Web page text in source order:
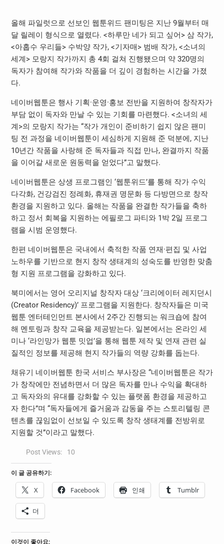
올해 파일럿으로 선보인 웹툰위드 팬미팅은 지난 9월부터 매
달 릴레이 형식으로 열렸다. <하루만 네가 되고 싶어> 삼 작가,
<아홉수 우리들> 수박양 작가, <기자매> 범배 작가, <소녀의
세계> 모랑지 작가까지 총 4회 걸쳐 진행됐으며 약 320명의
독자가 참여해 작가와 작품을 더 깊이 경험하는 시간을 가졌
다.
네이버웹툰은 행사 기획·운영·홍보 전반을 지원하여 창작자가
부담 없이 독자와 만날 수 있는 기회를 마련했다. <소녀의 세
계>의 모랑지 작가는 “작가 개인이 준비하기 쉽지 않은 팬미
팅 전 과정을 네이버웹툰이 세심하게 지원해 준 덕분에, 지난
10년간 작품을 사랑해 준 독자들과 직접 만나, 완결까지 작품
을 이어갈 새로운 원동력을 얻었다”고 말했다.
네이버웹툰은 상생 프로그램인 ‘웹툰위드’를 통해 작가 수익
다각화, 건강검진 정례화, 휴재권 명문화 등 다방면으로 창작
환경을 지원하고 있다. 올해는 작품을 완결한 작가들을 축하
하고 정서 회복을 지원하는 에필로그 파티와 1박 2일 프로그
램을 시범 운영했다.
한편 네이버웹툰은 국내에서 축적한 작품 연재·편집 및 사업
노하우를 기반으로 현지 창작 생태계의 성숙도를 반영한 맞춤
형 지원 프로그램을 강화하고 있다.
북미에서는 영어 오리지널 창작자 대상 ‘크리에이터 레지던시
(Creator Residency)’ 프로그램을 지원한다. 창작자들은 미국
웹툰 엔터테인먼트 본사에서 2주간 진행되는 워크숍에 참여
해 멘토링과 창작 교육을 제공받는다. 일본에서는 온라인 세
미나 ‘라인망가 웹툰 밋업’을 통해 웹툰 제작 및 연재 관련 실
질적인 정보를 제공해 현지 작가들의 역량 강화를 돕는다.
채유기 네이버웹툰 한국 서비스 부사장은 “네이버웹툰은 작가
가 창작에만 전념하면서 더 많은 독자를 만나 수익을 확대하
고 독자와의 유대를 강화할 수 있는 플랫폼 환경을 제공하고
자 한다”며 “독자들에게 즐거움과 감동을 주는 스토리텔링 콘
텐츠를 끊임없이 선보일 수 있도록 창작 생태계를 전방위로
지원할 것”이라고 말했다.
Post Views: 10
이 글 공유하기:
X Facebook 인쇄 Tumblr
더
이것이 좋아요: